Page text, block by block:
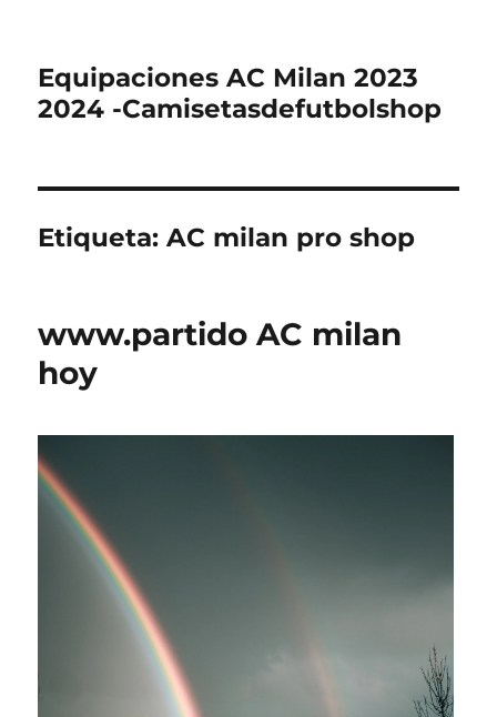
Equipaciones AC Milan 2023
2024 -Camisetasdefutbolshop
Etiqueta:AC milan pro shop
www.partido AC milan
hoy